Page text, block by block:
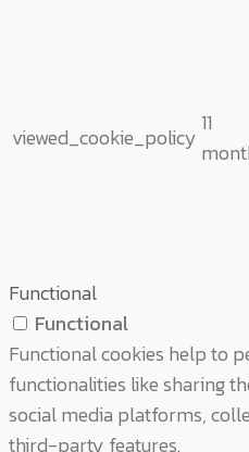
viewed_cookie_policy
11
Functional
Functional
Functional cookies help to
functionalities like sharing
social media platforms,
third-party features.